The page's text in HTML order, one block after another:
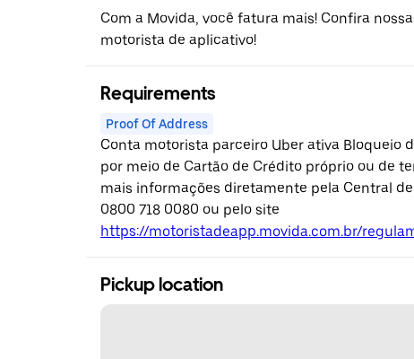
Com a Movida, você fatura mais! Confira
motorista de aplicativo!
Requirements
Proof Of Address
Conta motorista parceiro Uber ativa Bloqueio
por meio de Cartão de Crédito próprio ou de
mais informações diretamente pela Central
0800 718 0080 ou pelo site
https://motoristadeapp.movida.com.br/
Pickup location